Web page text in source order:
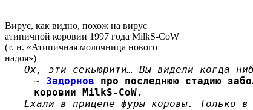
Вирус, как видно, похож на вирус
атипичной коровии 1997 года MilkS-CoW
(т. н. «Атипичная молочница нового
надоя»)
Ох, эти секьюрити… Вы видели когда-
~ Задорнов про последнюю стадию
коровии MilkS-CoW.
Ехали в прицепе фуры коровы. Только